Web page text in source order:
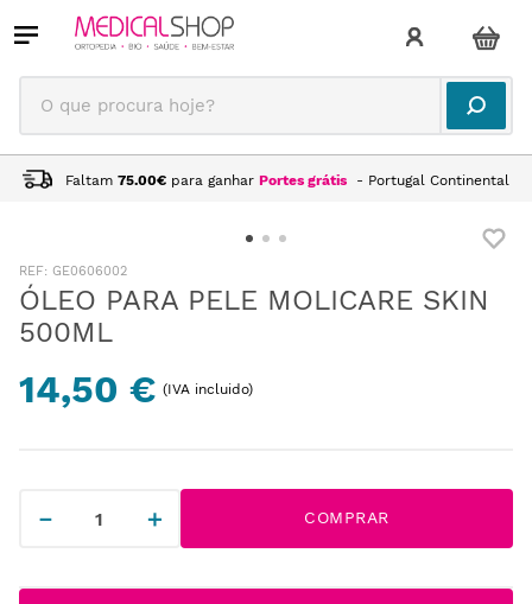
O que procura hoje?
Faltam 75.00€ para ganhar Portes grátis - Portugal Continental
: GE0606002
ÓLEO PARA PELE MOLICARE SKIN
500ML
14,50 € (IVA incluido)
＋
－ COMPRAR